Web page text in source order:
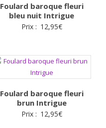
Foulard baroque fleuri
bleu nuit Intrigue
Prix : 12,95€
Foulard baroque fleuri
brun Intrigue
Prix : 12,95€